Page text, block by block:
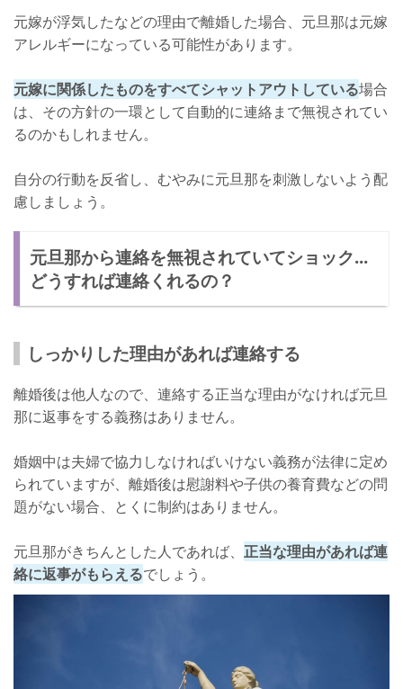
元嫁が浮気したなどの理由で離婚した場合、元旦那は元嫁
アレルギーになっている可能性があります。
元嫁に関係したものをすべてシャットアウトしている場合
は、その方針の一環として自動的に連絡まで無視されてい
るのかもしれません。
自分の行動を反省し、むやみに元旦那を刺激しないよう配
慮しましょう。
元旦那から連絡を無視されていてショック...
どうすれば連絡くれるの？
しっかりした理由があれば連絡する
離婚後は他人なので、連絡する正当な理由がなければ元旦
那に返事をする義務はありません。
婚姻中は夫婦で協力しなければいけない義務が法律に定め
られていますが、離婚後は慰謝料や子供の養育費などの問
題がない場合、とくに制約はありません。
元旦那がきちんとした人であれば、 正当な理由があれば連
絡に返事がもらえるでしょう。